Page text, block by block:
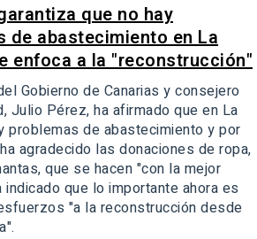
que no hay
de abastecimiento en La
enfoca a la "reconstrucción"
Gobierno de Canarias y consejero
Julio Pérez, ha afirmado que en La
problemas de abastecimiento y por
agradecido las donaciones de ropa,
que se hacen "con la mejor
indicado que lo importante ahora es
"a la reconstrucción desde